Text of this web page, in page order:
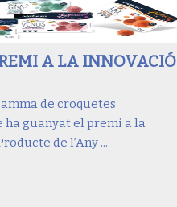
A LA INNOVACIÓ
de croquetes
ha guanyat el premi a la
de l’Any ...